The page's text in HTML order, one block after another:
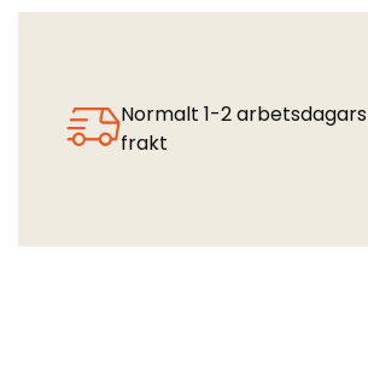
Normalt 1-2 arbetsdagars
frakt